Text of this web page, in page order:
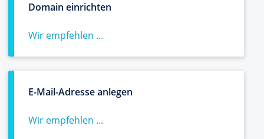
Domain einrichten
Wir empfehlen ...
E-Mail-Adresse anlegen
Wir empfehlen ...